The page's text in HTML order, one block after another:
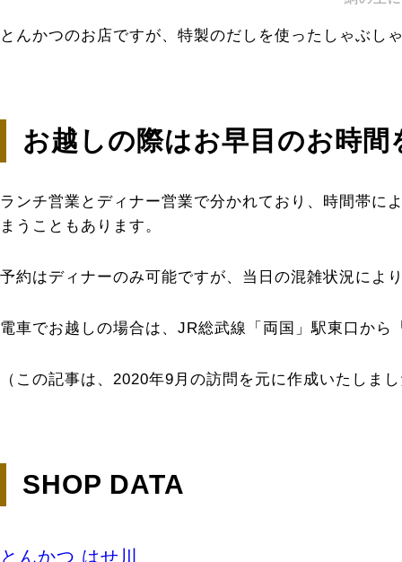
とんかつのお店ですが、特製のだしを使ったしゃぶし
お越しの際はお早目のお時
ランチ営業とディナー営業で分かれており、時間帯に
まうこともあります。
予約はディナーのみ可能ですが、当日の混雑状況によ
電車でお越しの場合は、JR総武線「両国」駅東口か
（この記事は、2020年9月の訪問を元に作成いたしま
SHOP DATA
とんかつ はせ川